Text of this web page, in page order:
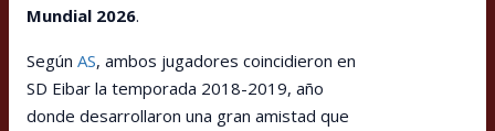
Mundial 2026.
Según AS, ambos jugadores coincidieron en
SD Eibar la temporada 2018-2019, año
donde desarrollaron una gran amistad que